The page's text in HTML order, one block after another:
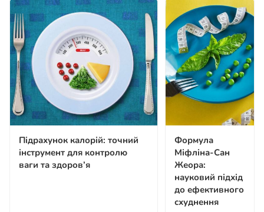
Підрахунок калорій: точний
інструмент для контролю
ваги та здоров’я
Формула
Міфліна-Сан
Жеора:
науковий підхід
до ефективного
схуднення